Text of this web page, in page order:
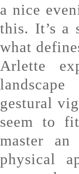
a nice
this. It’s a
what
Arlette
gestural
seem to
master
physical